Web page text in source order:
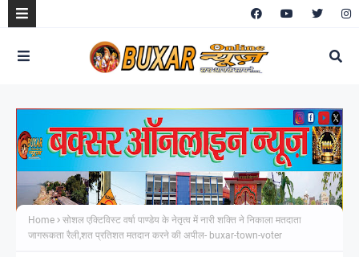
Home
सोशल एक्टिविस्ट वर्षा पाण्डेय के नेतृत्व में नारी शक्ति ने निकाला मतदाता
जागरूकता रैली,शत प्रतिशत मतदान करने की अपील- buxar-town-voter